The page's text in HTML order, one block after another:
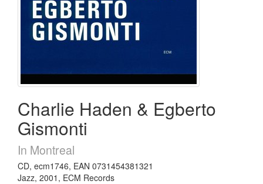
Charlie Haden & Egberto
Gismonti
In Montreal
CD, ecm1746, EAN 0731454381321
Jazz, 2001, ECM Records